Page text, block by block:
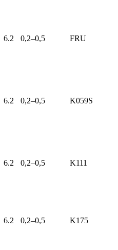
6.2 0,2–0,5 FRU
6.2 0,2–0,5 K059S
6.2 0,2–0,5 K111
6.2 0,2–0,5 K175